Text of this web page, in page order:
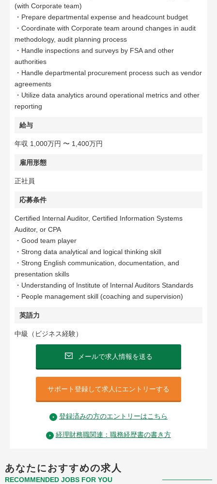
(with Corporate team)
・Prepare departmental expense and headcount budget
・Coordinate with Corporate team around changes in audit
methodology, audit planning process
・Handle inspections and surveys by FSA and other
authorities
・Handle departmental procurement process such as vendor
agreements
・Utilize data analytics around operational metrics and other
reporting
給与
年収 1,000万円 〜 1,400万円
雇用形態
正社員
応募条件
Certified Internal Auditor, Certified Information Systems
Auditor, or CPA
・Good team player
・Strong data analytical and logical thinking skill
・Strong English communication, documentation, and
presentation skills
・Understanding of Institute of Internal Auditors Standards
・People management skill (coaching and supervision)
英語力
中級（ビジネス経験）
メールで求人情報を送る
サポート登録して求人にエントリーする
登録済みの方のエントリーはこちら
経理財務職関連：職務経歴書の書き方
あなたにおすすめの求人
RECOMMENDED JOBS FOR YOU